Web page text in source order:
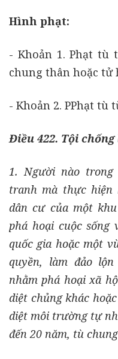
Hình phạt:
- Khoản 1. Phạt tù
chung thân hoặc tử
- Khoản 2. PPhạt tù
Điều 422. Tội
1. Người nào
tranh mà thực
dân cư của một
phá hoại cuộc
quốc gia hoặc một
quyền, làm đảo
nhằm phá hoại xã
diệt chủng khác
diệt môi trường tự
đến 20 năm, tù